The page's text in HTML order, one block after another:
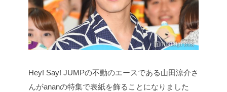
Hey! Say! JUMPの不動のエースである山田涼介さ
んがananの特集で表紙を飾ることになりました